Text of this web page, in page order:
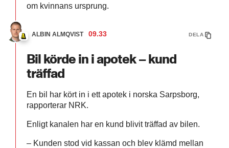
om kvinnans ursprung.
ALBIN ALMQVIST 09.33 DELA
Bil körde in i apotek – kund
träffad
En bil har kört in i ett apotek i norska Sarpsborg,
rapporterar NRK.
Enligt kanalen har en kund blivit träffad av bilen.
– Kunden stod vid kassan och blev klämd mellan